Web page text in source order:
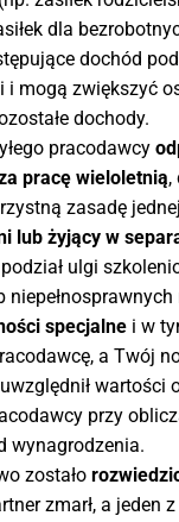
dla
dochód
i mogą zwiększyć
dochody.
pracodawcy
pracę wieloletnią,
zasadę
lub żyjący w
ulgi
specjalne i w
a Twój
wartości
przy
wynagrodzenia.
zostało
zmarł, a jeden